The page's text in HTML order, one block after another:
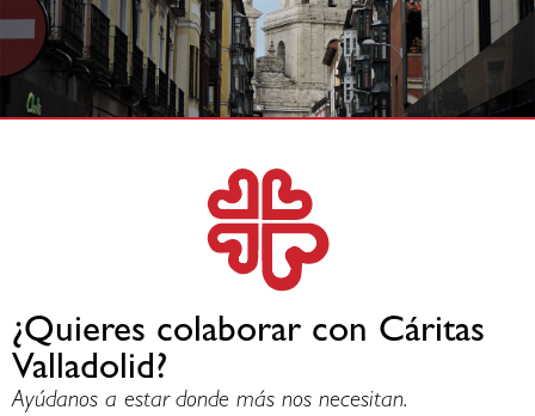
¿Quieres colaborar con Cáritas
Valladolid?
Ayúdanos a estar donde más nos necesitan.